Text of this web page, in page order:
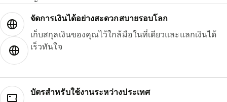
จัดการเงินได้อย่างสะดวกสบายรอบโลก
เก็บสกุลเงินของคุณไว้ใกล้มือในที่เดียวและแลกเงินได้
เร็วทันใจ
บัตรสำหรับใช้งานระหว่างประเทศ